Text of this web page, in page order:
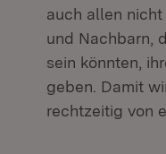
auch allen
und Nachbarn,
sein könnten,
geben. Damit
rechtzeitig von